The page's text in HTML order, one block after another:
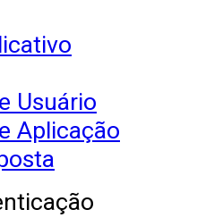
Usuário
Aplicação